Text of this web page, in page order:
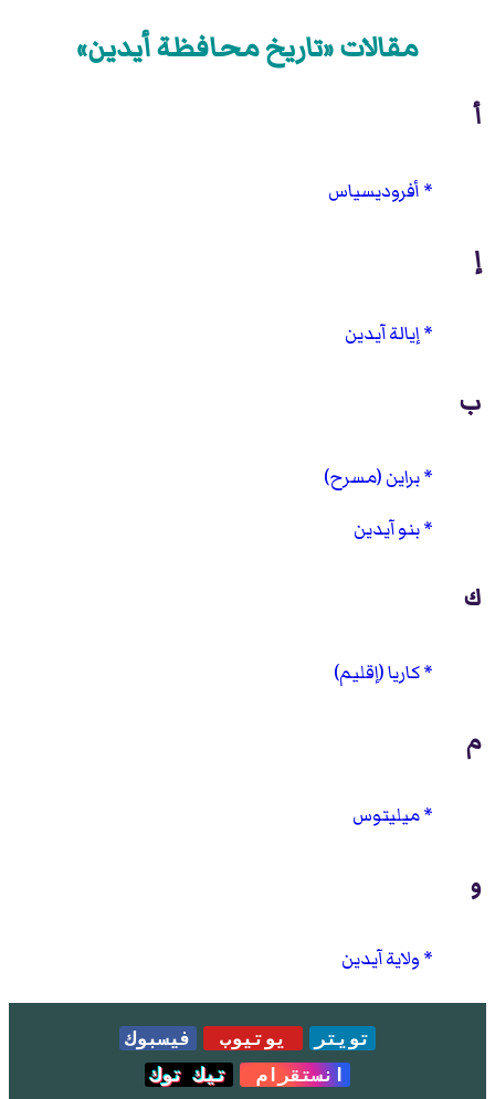
مقالات «تاريخ محافظة أيدين»
أ
أفروديسياس
إ
إيالة آيدين
ب
براين (مسرح)
بنو آيدين
ك
كاريا (إقليم)
م
ميليتوس
و
ولاية آيدين
تويتر يوتيوب
فيسبوك
انستقرام
تيك توك